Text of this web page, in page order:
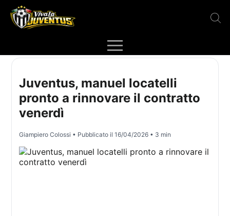
Juventus, manuel locatelli
pronto a rinnovare il contratto
venerdì
Giampiero Colossi • Pubblicato il16/04/2026 • 3 min